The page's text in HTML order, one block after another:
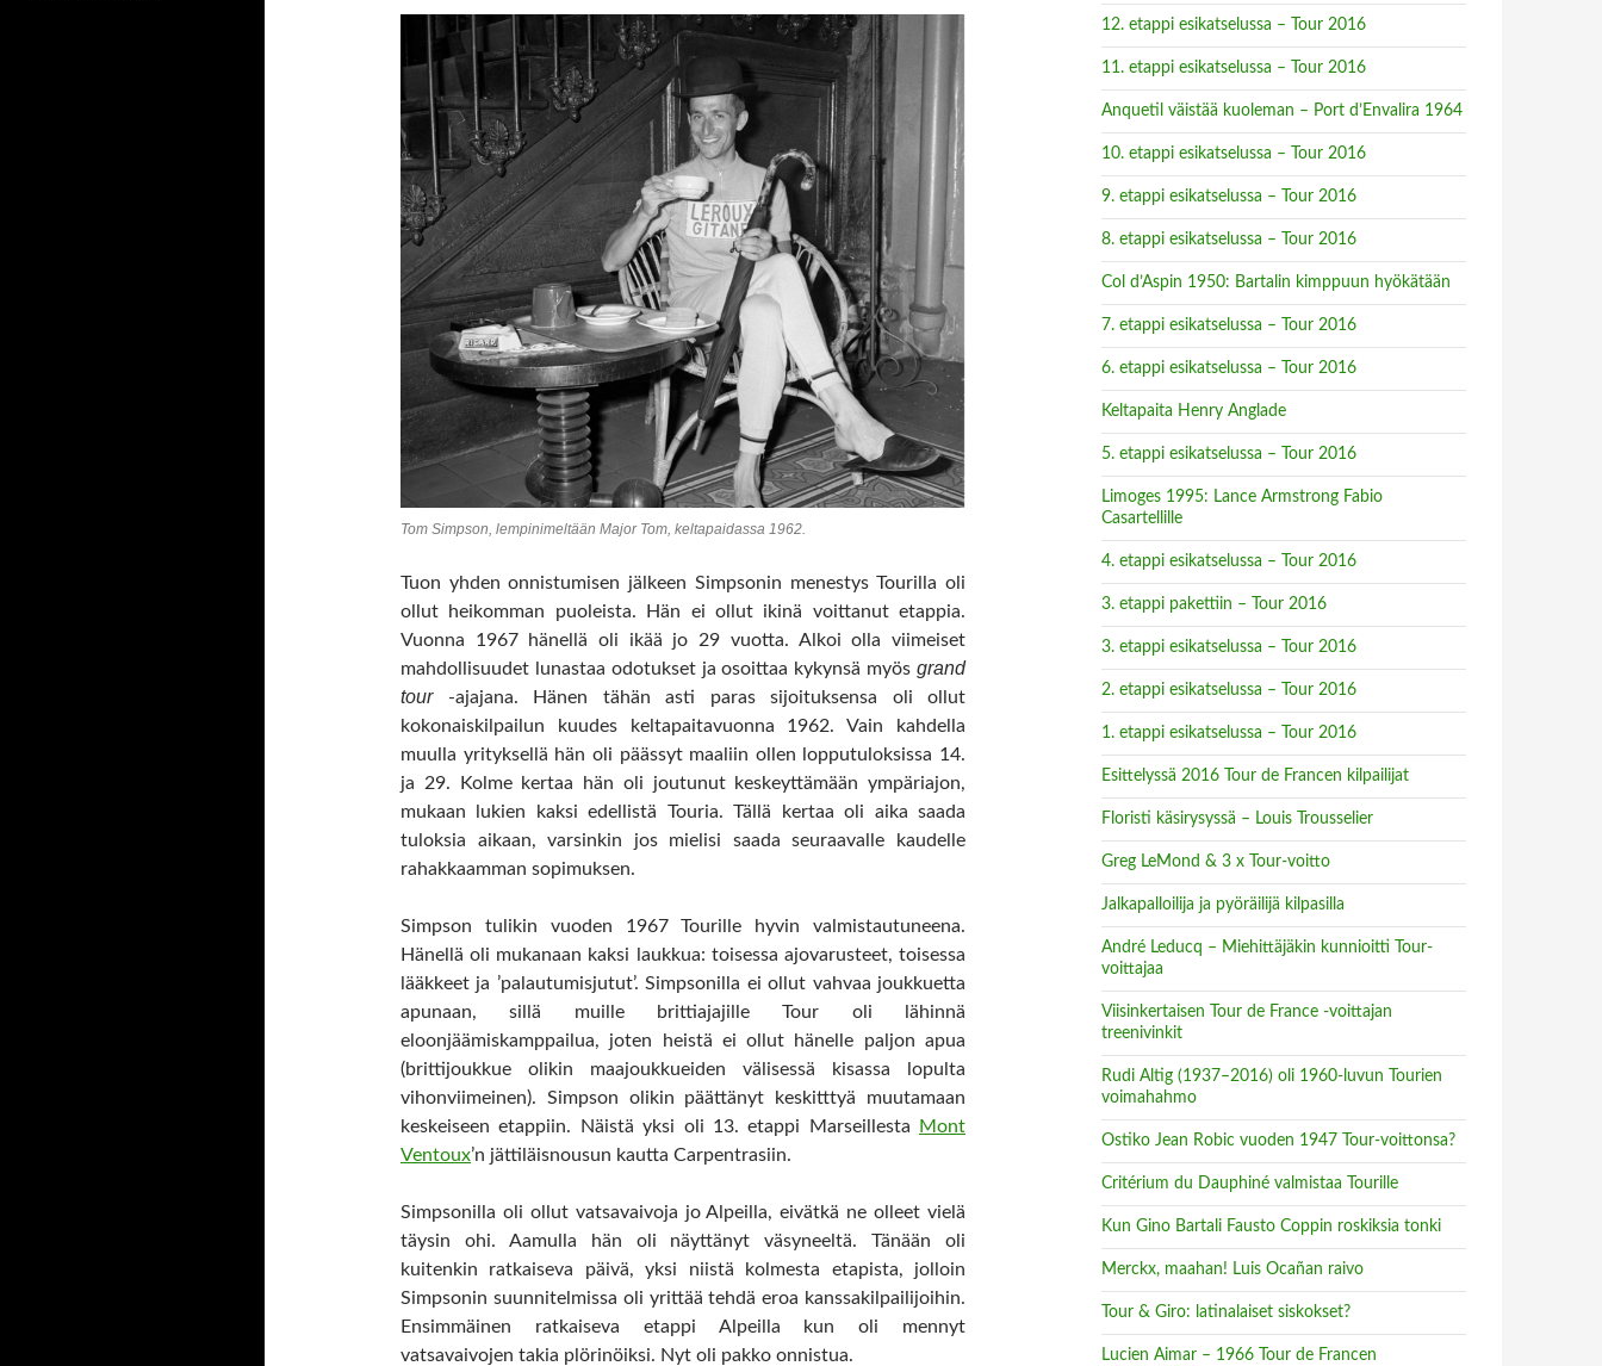
Tom Simpson, lempinimeltään Major Tom, keltapaidassa 1962.
Tuon yhden onnistumisen jälkeen Simpsonin menestys Tourilla oli
ollut heikomman puoleista. Hän ei ollut ikinä voittanut etappia.
Vuonna 1967 hänellä oli ikää jo 29 vuotta. Alkoi olla viimeiset
mahdollisuudet lunastaa odotukset ja osoittaa kykynsä myös grand
tour-ajajana. Hänen tähän asti paras sijoituksensa oli ollut
kokonaiskilpailun kuudes keltapaitavuonna 1962. Vain kahdella
muulla yrityksellä hän oli päässyt maaliin ollen lopputuloksissa 14.
ja 29. Kolme kertaa hän oli joutunut keskeyttämään ympäriajon,
mukaan lukien kaksi edellistä Touria. Tällä kertaa oli aika saada
tuloksia aikaan, varsinkin jos mielisi saada seuraavalle kaudelle
rahakkaamman sopimuksen.
Simpson tulikin vuoden 1967 Tourille hyvin valmistautuneena.
Hänellä oli mukanaan kaksi laukkua: toisessa ajovarusteet, toisessa
lääkkeet ja ’palautumisjutut’. Simpsonilla ei ollut vahvaa joukkuetta
apunaan, sillä muille brittiajajille Tour oli lähinnä
eloonjäämiskamppailua, joten heistä ei ollut hänelle paljon apua
(brittijoukkue olikin maajoukkueiden välisessä kisassa lopulta
vihonviimeinen). Simpson olikin päättänyt keskitttyä muutamaan
keskeiseen etappiin. Näistä yksi oli 13. etappi Marseillesta
Mont
Ventoux’n jättiläisnousun kautta Carpentrasiin.
Simpsonilla oli ollut vatsavaivoja jo Alpeilla, eivätkä ne olleet vielä
täysin ohi. Aamulla hän oli näyttänyt väsyneeltä. Tänään oli
kuitenkin ratkaiseva päivä, yksi niistä kolmesta etapista, jolloin
Simpsonin suunnitelmissa oli yrittää tehdä eroa kanssakilpailijoihin.
Ensimmäinen ratkaiseva etappi Alpeilla kun oli mennyt
vatsavaivojen takia plörinöiksi. Nyt oli pakko onnistua.
12. etappi esikatselussa – Tour 2016
11. etappi esikatselussa – Tour 2016
Anquetil väistää kuoleman – Port d’Envalira 1964
10. etappi esikatselussa – Tour 2016
9. etappi esikatselussa – Tour 2016
8. etappi esikatselussa – Tour 2016
Col d’Aspin 1950: Bartalin kimppuun hyökätään
7. etappi esikatselussa – Tour 2016
6. etappi esikatselussa – Tour 2016
Keltapaita Henry Anglade
5. etappi esikatselussa – Tour 2016
Limoges 1995: Lance Armstrong Fabio
Casartellille
4. etappi esikatselussa – Tour 2016
3. etappi pakettiin – Tour 2016
3. etappi esikatselussa – Tour 2016
2. etappi esikatselussa – Tour 2016
1. etappi esikatselussa – Tour 2016
Esittelyssä 2016 Tour de Francen kilpailijat
Floristi käsirysyssä – Louis Trousselier
Greg LeMond & 3 x Tour-voitto
Jalkapalloilija ja pyöräilijä kilpasilla
André Leducq – Miehittäjäkin kunnioitti Tour-
voittajaa
Viisinkertaisen Tour de France -voittajan
treenivinkit
Rudi Altig (1937–2016) oli 1960-luvun Tourien
voimahahmo
Ostiko Jean Robic vuoden 1947 Tour-voittonsa?
Critérium du Dauphiné valmistaa Tourille
Kun Gino Bartali Fausto Coppin roskiksia tonki
Merckx, maahan! Luis Ocañan raivo
Tour & Giro: latinalaiset siskokset?
Lucien Aimar – 1966 Tour de Francen